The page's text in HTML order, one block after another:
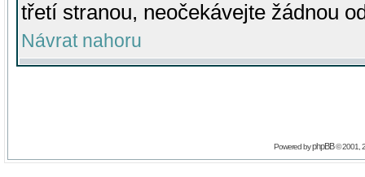
třetí stranou, neočekávejte žádnou
Návrat nahoru
Powered byphpBB© 2001,